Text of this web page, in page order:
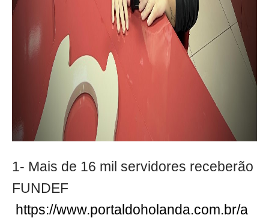
1- Mais de 16 mil servidores receberão
FUNDEF
https://www.portaldoholanda.com.br/a